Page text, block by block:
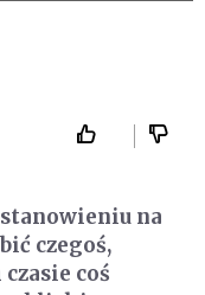
na
czegoś,
coś